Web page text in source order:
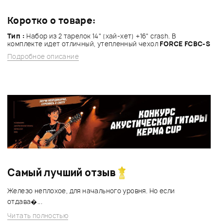
Коротко о товаре:
Тип : Набор из 2 тарелок 14" (хай-хет) +16" crash. В
комплекте идет отличный, утепленный чехол FORCE FCBC-S
Подробное описание
Самый лучший отзыв
Железо неплохое, для начального уровня. Но если
отдава�...
Читать полностью